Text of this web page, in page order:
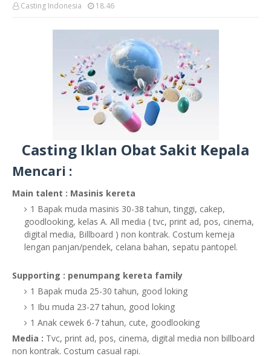
Casting Indonesia 18.46
Casting Iklan Obat Sakit Kepala
Mencari :
Main talent : Masinis kereta
1 Bapak muda masinis 30-38 tahun, tinggi, cakep,
goodlooking, kelas A. All media ( tvc, print ad, pos, cinema,
digital media, Billboard ) non kontrak. Costum kemeja
lengan panjan/pendek, celana bahan, sepatu pantopel.
Supporting : penumpang kereta family
1 Bapak muda 25-30 tahun, good loking
1 Ibu muda 23-27 tahun, good loking
1 Anak cewek 6-7 tahun, cute, goodlooking
Media : Tvc, print ad, pos, cinema, digital media non billboard
non kontrak. Costum casual rapi.